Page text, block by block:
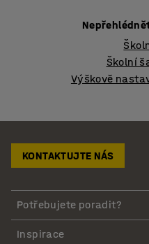
Školní
Výškově
KONTAKTUJTE NÁS
Potřebujete poradit?
Inspirace